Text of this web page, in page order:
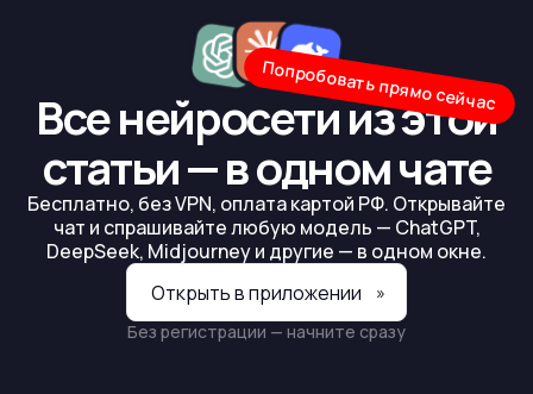
Все нейросети из этой
статьи — в одном чате
Попробовать прямо сейчас
Бесплатно, без VPN, оплата картой РФ. Открывайте
чат и спрашивайте любую модель — ChatGPT,
DeepSeek, Midjourney и другие — в одном окне.
Открыть в приложении
»
Без регистрации — начните сразу